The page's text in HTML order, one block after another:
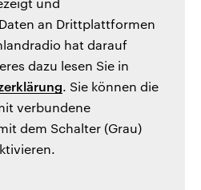
an Drittplattformen
hat darauf
dazu lesen Sie in
. Sie können die
verbundene
dem Schalter (Grau)